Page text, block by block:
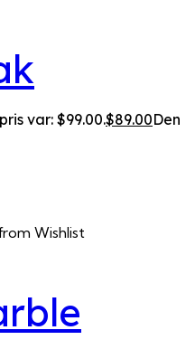
var: $99.00.$89.00Den
Wishlist